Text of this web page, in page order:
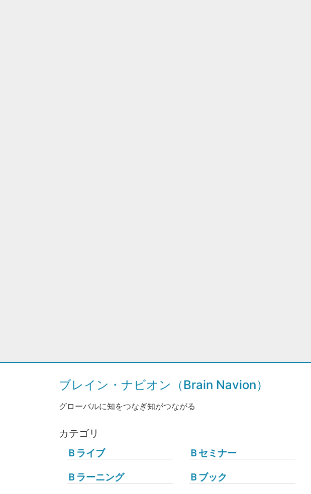
ブレイン・ナビオン（Brain Navion）
グローバルに知をつなぎ知がつながる
カテゴリ
Ｂライブ
Ｂセミナー
Ｂラーニング
Ｂブック